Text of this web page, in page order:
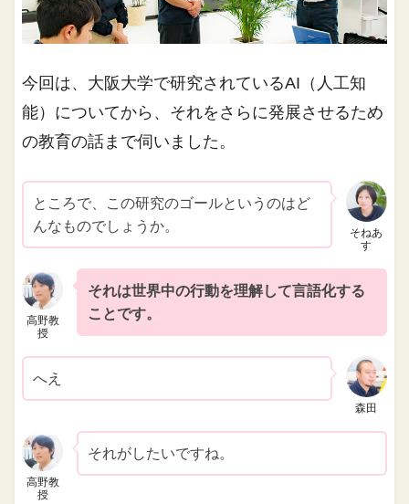
今回は、大阪大学で研究されているAI（人工知
能）についてから、それをさらに発展させるため
の教育の話まで伺いました。
そねあ
す
ところで、この研究のゴールというのはど
んなものでしょうか。
高野教
授
それは世界中の行動を理解して言語化する
ことです。
森田
へえ
高野教
授
それがしたいですね。